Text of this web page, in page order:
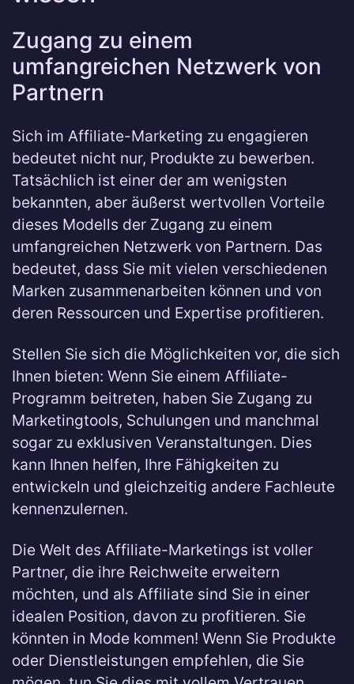
Zugang zu einem
umfangreichen Netzwerk von
Partnern
Sich im Affiliate-Marketing zu engagieren
bedeutet nicht nur, Produkte zu bewerben.
Tatsächlich ist einer der am wenigsten
bekannten, aber äußerst wertvollen Vorteile
dieses Modells der Zugang zu einem
umfangreichen Netzwerk von Partnern. Das
bedeutet, dass Sie mit vielen verschiedenen
Marken zusammenarbeiten können und von
deren Ressourcen und Expertise profitieren.
Stellen Sie sich die Möglichkeiten vor, die sich
Ihnen bieten: Wenn Sie einem Affiliate-
Programm beitreten, haben Sie Zugang zu
Marketingtools, Schulungen und manchmal
sogar zu exklusiven Veranstaltungen. Dies
kann Ihnen helfen, Ihre Fähigkeiten zu
entwickeln und gleichzeitig andere Fachleute
kennenzulernen.
Die Welt des Affiliate-Marketings ist voller
Partner, die ihre Reichweite erweitern
möchten, und als Affiliate sind Sie in einer
idealen Position, davon zu profitieren. Sie
könnten in Mode kommen! Wenn Sie Produkte
oder Dienstleistungen empfehlen, die Sie